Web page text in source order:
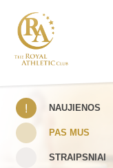
NAUJIENOS
PAS MUS
STRAIPSNIAI